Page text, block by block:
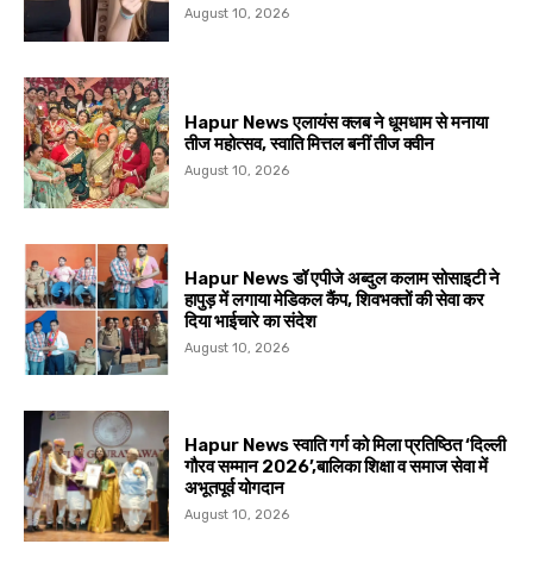
August 10, 2026
Hapur News एलायंस क्लब ने धूमधाम से मनाया
तीज महोत्सव, स्वाति मित्तल बनीं तीज क्वीन
August 10, 2026
Hapur News डॉ एपीजे अब्दुल कलाम सोसाइटी ने
हापुड़ में लगाया मेडिकल कैंप, शिवभक्तों की सेवा कर
दिया भाईचारे का संदेश
August 10, 2026
Hapur News स्वाति गर्ग को मिला प्रतिष्ठित ‘दिल्ली
गौरव सम्मान 2026’,बालिका शिक्षा व समाज सेवा में
अभूतपूर्व योगदान
August 10, 2026